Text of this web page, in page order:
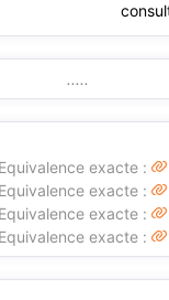
.....
Equivalence exacte :
Equivalence exacte :
Equivalence exacte :
Equivalence exacte :